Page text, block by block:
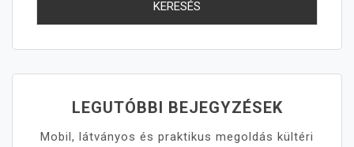
LEGUTÓBBI BEJEGYZÉSEK
Mobil, látványos és praktikus megoldás kültéri